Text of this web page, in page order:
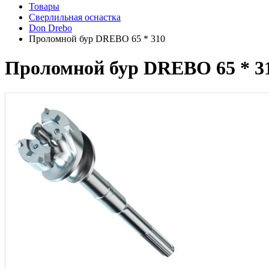
Товары
Сверлильная оснастка
Don Drebo
Проломной бур DREBO 65 * 310
Проломной бур DREBO 65 *